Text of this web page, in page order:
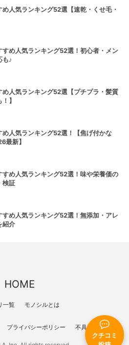
クチコミ
め人気ランキング52選【速乾・くせ毛・
すめ人気ランキング52選！初心者・メン
も♪
め人気ランキング52選【プチプラ・髪質
】
め人気ランキング52選！【焦げ付かな
最新】
すめ人気ランキング52選！味や栄養価の
検証
すめ人気ランキング52選！無添加・アレ
紹介
HOME
一覧 モノシルとは
プライバシーポリシー 不具合報告